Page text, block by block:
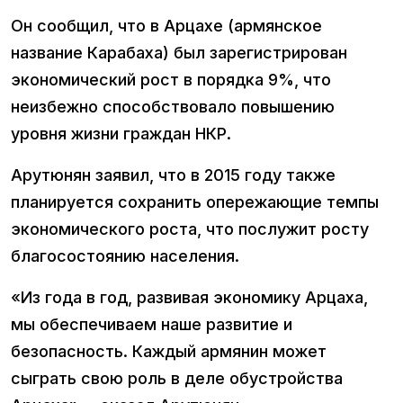
Он сообщил, что в Арцахе (армянское
название Карабаха) был зарегистрирован
экономический рост в порядка 9%, что
неизбежно способствовало повышению
уровня жизни граждан НКР.
Арутюнян заявил, что в 2015 году также
планируется сохранить опережающие темпы
экономического роста, что послужит росту
благосостоянию населения.
«Из года в год, развивая экономику Арцаха,
мы обеспечиваем наше развитие и
безопасность. Каждый армянин может
сыграть свою роль в деле обустройства